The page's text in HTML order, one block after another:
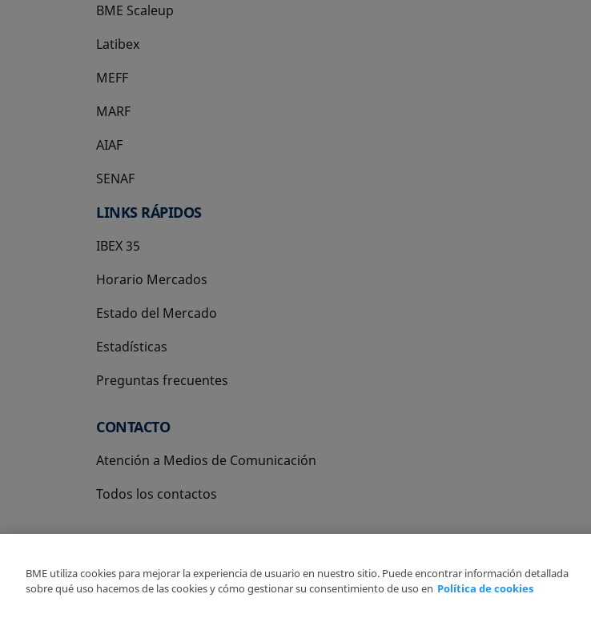
BME Scaleup
se abre en una pestaña nueva
Latibex
se abre en una pestaña nueva
MEFF
se abre en una pestaña nueva
MARF
AIAF
SENAF
LINKS RÁPIDOS
IBEX 35
Horario Mercados
Estado del Mercado
Estadísticas
Preguntas frecuentes
CONTACTO
Atención a Medios de Comunicación
Todos los contactos
Copyright Ⓒ BME 2026
BME utiliza cookies para mejorar la experiencia de usuario en nuestro sitio. Puede encontrar información detallada
sobre qué uso hacemos de las cookies y cómo gestionar su consentimiento de uso en Política de cookies